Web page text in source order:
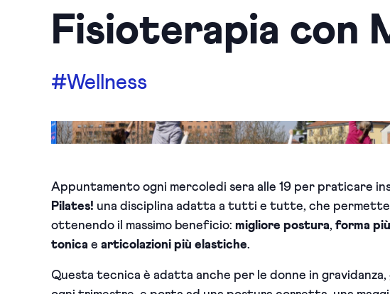
Fisioterapia con
#Wellness
Appuntamento ogni mercoledi sera alle 19 per praticare
Pilates! una disciplina adatta a tutti e tutte, che
ottenendo il massimo beneficio: migliore postura, forma
tonica e articolazioni più elastiche.
Questa tecnica è adatta anche per le donne in gravidanza,